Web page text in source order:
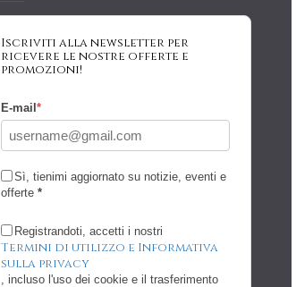
Iscriviti alla newsletter per
ricevere le nostre offerte e
promozioni!
E-mail *
Sì, tienimi aggiornato su notizie, eventi e
offerte *
Registrandoti, accetti i nostri
Termini di utilizzo e Informativa
sulla privacy
, incluso l'uso dei cookie e il trasferimento